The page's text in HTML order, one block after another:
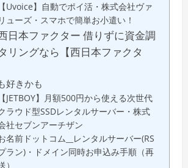
【Uvoice】自動でポイ活・株式会社ヴァ
リューズ・スマホで簡単お小遣い！
日本ファクター 借りずに資金調
リングなら【西日本ファクタ
好きかも
【JETBOY】月額500円から使える次世代
ラウド型SSDレンタルサーバー・株式
社セブンアーチザン
名前ドットコム__レンタルサーバー(RS
ラン)・ドメイン同時お申込み手順（再
）